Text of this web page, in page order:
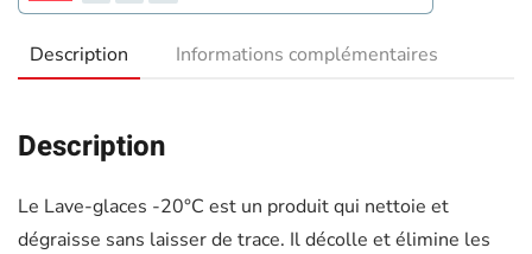
Description Informations complémentaires
Description
Le Lave-glaces -20°C est un produit qui nettoie et
dégraisse sans laisser de trace. Il décolle et élimine les